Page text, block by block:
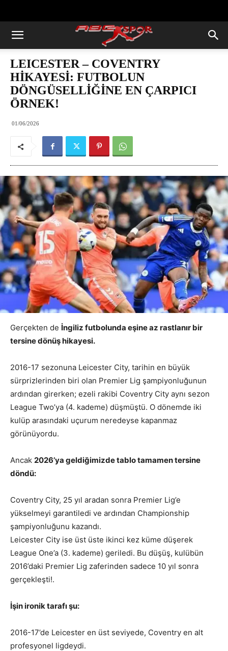
LEICESTER – COVENTRY
HİKAYESİ: FUTBOLUN
DÖNGÜSELLİĞİNE EN ÇARPICI
ÖRNEK!
01/06/2026
Gerçekten de İngiliz futbolunda eşine az rastlanır bir
tersine dönüş hikayesi.
2016-17 sezonuna Leicester City, tarihin en büyük
sürprizlerinden biri olan Premier Lig şampiyonluğunun
ardından girerken; ezeli rakibi Coventry City aynı sezon
League Two’ya (4. kademe) düşmüştü. O dönemde iki
kulüp arasındaki uçurum neredeyse kapanmaz
görünüyordu.
Ancak 2026’ya geldiğimizde tablo tamamen tersine
döndü:
Coventry City, 25 yıl aradan sonra Premier Lig’e
yükselmeyi garantiledi ve ardından Championship
şampiyonluğunu kazandı.
Leicester City ise üst üste ikinci kez küme düşerek
League One’a (3. kademe) geriledi. Bu düşüş, kulübün
2016’daki Premier Lig zaferinden sadece 10 yıl sonra
gerçekleşti!.
İşin ironik tarafı şu:
2016-17’de Leicester en üst seviyede, Coventry en alt
profesyonel ligdeydi.